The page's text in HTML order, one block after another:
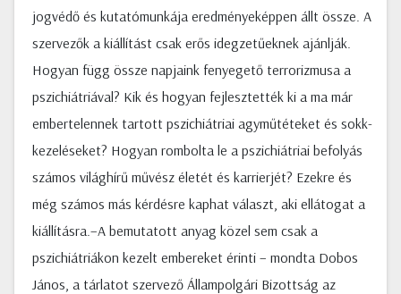
jogvédő és kutatómunkája eredményeképpen állt össze. A
szervezők a kiállítást csak erős idegzetűeknek ajánlják.
Hogyan függ össze napjaink fenyegető terrorizmusa a
pszichiátriával? Kik és hogyan fejlesztették ki a ma már
embertelennek tartott pszichiátriai agyműtéteket és sokk-
kezeléseket? Hogyan rombolta le a pszichiátriai befolyás
számos világhírű művész életét és karrierjét? Ezekre és
még számos más kérdésre kaphat választ, aki ellátogat a
kiállításra.–A bemutatott anyag közel sem csak a
pszichiátriákon kezelt embereket érinti – mondta Dobos
János, a tárlatot szervező Állampolgári Bizottság az